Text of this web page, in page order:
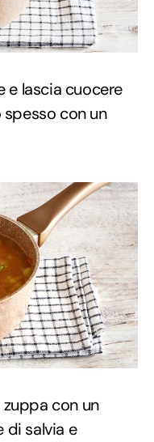
e lascia cuocere
spesso con un
con un
di salvia e